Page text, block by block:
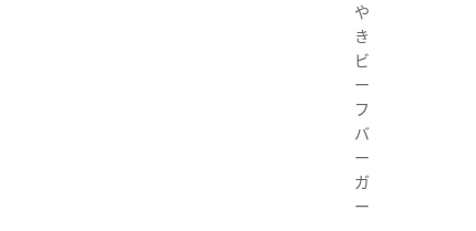
や
き
ビ
ー
フ
バ
ー
ガ
ー